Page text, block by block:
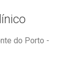
do Porto -